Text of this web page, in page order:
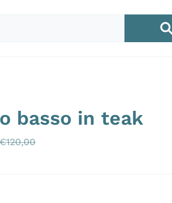
basso in teak
€120,00
di vendita